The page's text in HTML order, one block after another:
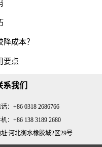
成本？
要点
系我们
话：+86 0318 2686766
：+86 138 3189 2680
址:河北衡水橡胶城2区29号